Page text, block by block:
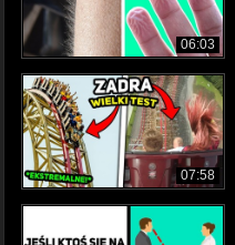
06:03
07:58